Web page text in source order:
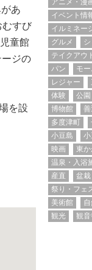
あ
すび
童館
ジの
を設
アニメ・漫
イベント情
イルミネー
グルメ
テイクアウ
パン
モ
レジャー
体験
公園
博物館
善
多度津町
小豆島
小
映画
東
温泉・入浴
産直
盆栽
祭り・フェ
美術館
観光
観